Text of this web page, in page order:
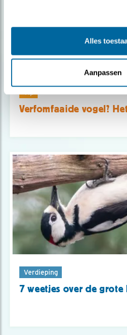
Alles
Aanpassen
Verfomfaaide vogel?
Verdieping
7 weetjes over de grote